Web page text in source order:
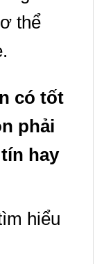
thể
có tốt
phải
hay
hiểu